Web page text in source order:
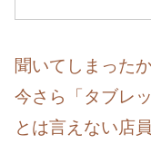
聞いてしまった
今さら「タブレッ
とは言えない店員